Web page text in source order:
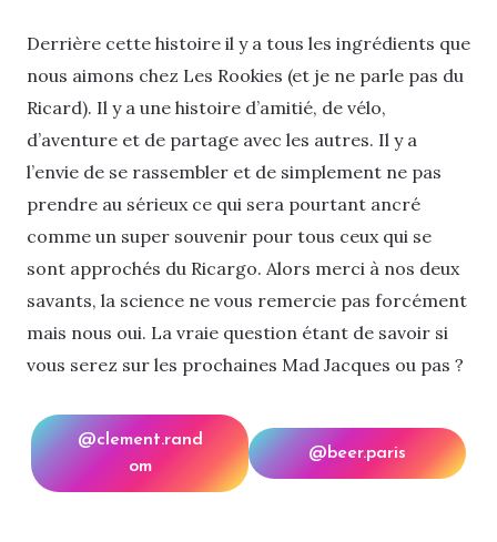
Derrière cette histoire il y a tous les ingrédients que
nous aimons chez Les Rookies (et je ne parle pas du
Ricard). Il y a une histoire d’amitié, de vélo,
d’aventure et de partage avec les autres. Il y a
l’envie de se rassembler et de simplement ne pas
prendre au sérieux ce qui sera pourtant ancré
comme un super souvenir pour tous ceux qui se
sont approchés du Ricargo. Alors merci à nos deux
savants, la science ne vous remercie pas forcément
mais nous oui. La vraie question étant de savoir si
vous serez sur les prochaines Mad Jacques ou pas ?
@clement.rand
om
@beer.paris